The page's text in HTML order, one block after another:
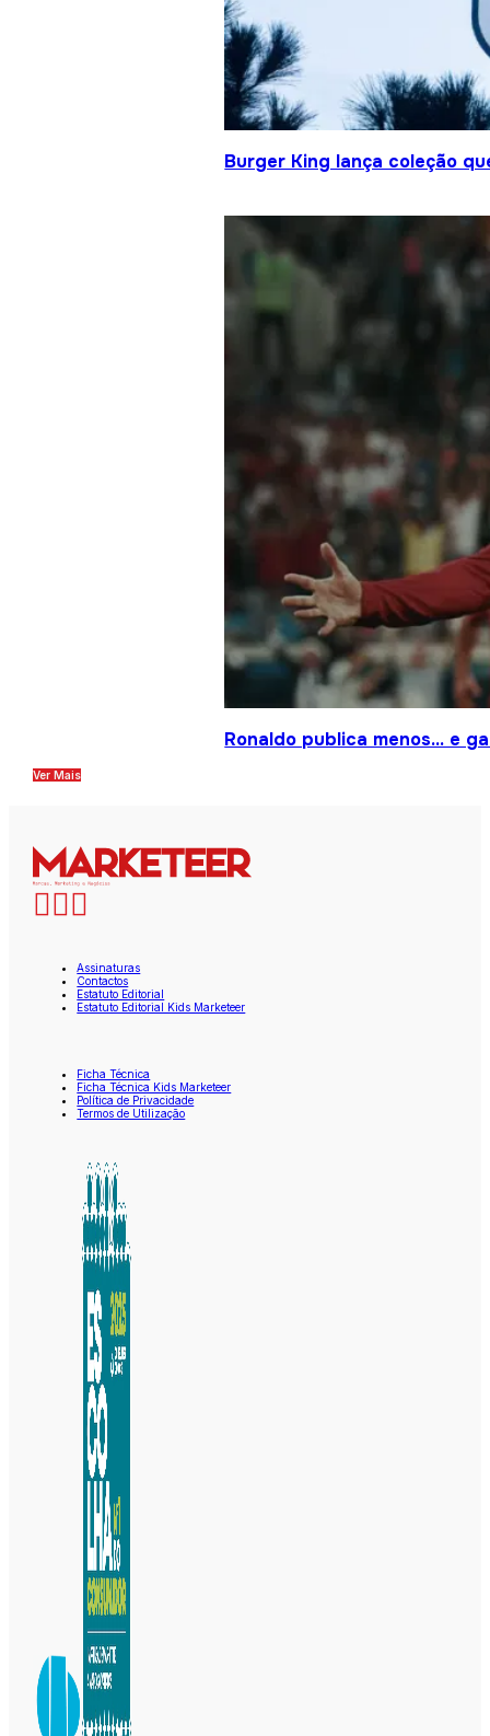
Burger King lança coleção
Ronaldo publica menos… e
Ver Mais
Assinaturas
Contactos
Estatuto Editorial
Estatuto Editorial Kids Marketeer
Ficha Técnica
Ficha Técnica Kids Marketeer
Política de Privacidade
Termos de Utilização